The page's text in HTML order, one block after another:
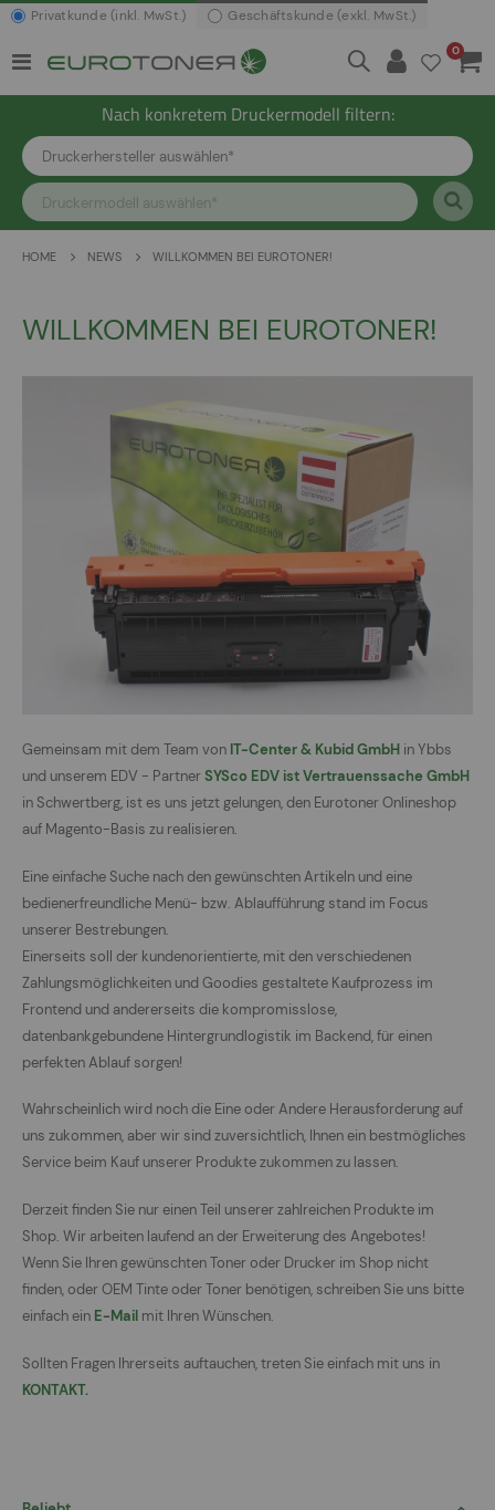
Privatkunde (inkl. MwSt.) Geschäftskunde (exkl. MwSt.)
Navigation
0Artikel
Nach konkretem Druckermodell filtern:
HOME NEWS WILLKOMMEN BEI EUROTONER!
WILLKOMMEN BEI EUROTONER!
Gemeinsam mit dem Team von IT-Center & Kubid GmbH in Ybbs
und unserem EDV - PartnerSYSco EDV ist Vertrauenssache GmbH
in Schwertberg, ist es uns jetzt gelungen, den Eurotoner Onlineshop
auf Magento-Basis zu realisieren.
Eine einfache Suche nach den gewünschten Artikeln und eine
bedienerfreundliche Menü- bzw. Ablaufführung stand im Focus
unserer Bestrebungen.
Einerseits soll der kundenorientierte, mit den verschiedenen
Zahlungsmöglichkeiten und Goodies gestaltete Kaufprozess im
Frontend und andererseits die kompromisslose,
datenbankgebundene Hintergrundlogistik im Backend, für einen
perfekten Ablauf sorgen!
Wahrscheinlich wird noch die Eine oder Andere Herausforderung auf
uns zukommen, aber wir sind zuversichtlich, Ihnen ein bestmögliches
Service beim Kauf unserer Produkte zukommen zu lassen.
Derzeit finden Sie nur einen Teil unserer zahlreichen Produkte im
Shop. Wir arbeiten laufend an der Erweiterung des Angebotes!
Wenn Sie Ihren gewünschten Toner oder Drucker im Shop nicht
finden, oder OEM Tinte oder Toner benötigen, schreiben Sie uns bitte
einfach ein E-Mail mit Ihren Wünschen.
Sollten Fragen Ihrerseits auftauchen, treten Sie einfach mit uns in
KONTAKT.